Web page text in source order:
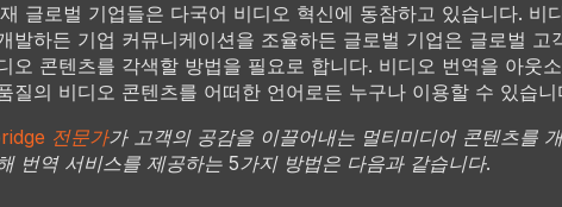
글로벌 기업들은 다국어 비디오 혁신에 동참하고 있습니다. 비
발하든 기업 커뮤니케이션을 조율하든 글로벌 기업은 글로벌 고
오 콘텐츠를 각색할 방법을 필요로 합니다. 비디오 번역을 아웃
질의 비디오 콘텐츠를 어떠한 언어로든 누구나 이용할 수 있습니
전문가가 고객의 공감을 이끌어내는 멀티미디어 콘텐츠를
번역 서비스를 제공하는 5가지 방법은 다음과 같습니다.